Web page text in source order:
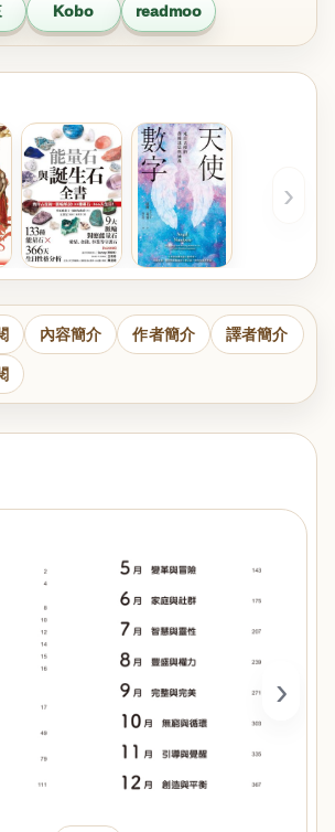
Kobo readmoo
›
內容簡介 作者簡介 譯者簡介
›